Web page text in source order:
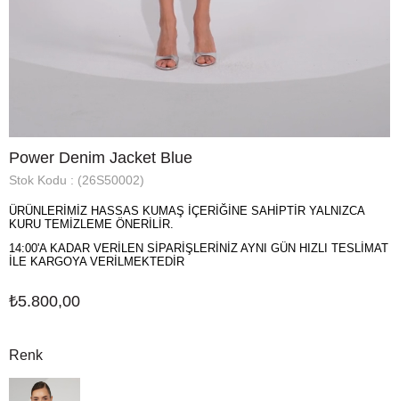
Power Denim Jacket Blue
Stok Kodu (26S50002)
ÜRÜNLERİMİZ HASSAS KUMAŞ İÇERİĞİNE SAHİPTİR YALNIZCA
KURU TEMİZLEME ÖNERİLİR.
14:00'A KADAR VERİLEN SİPARİŞLERİNİZ AYNI GÜN HIZLI TESLİMAT
İLE KARGOYA VERİLMEKTEDİR
₺5.800,00
Renk